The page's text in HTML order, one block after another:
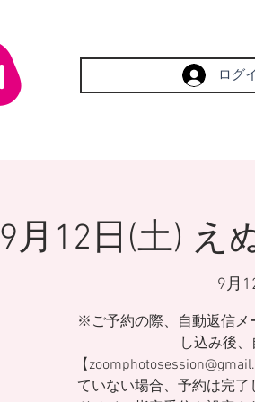
ログ
9月12日(土) え
9月
※ご予約の際、自動返信メ
し込み後
【
ていない場合、予約は完了